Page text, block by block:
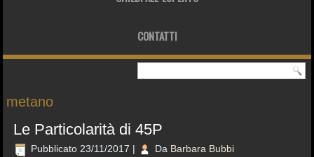
CONTATTI
metano
Le Particolarità di 45P
Pubblicato 23/11/2017 | Da Barbara Bubbi